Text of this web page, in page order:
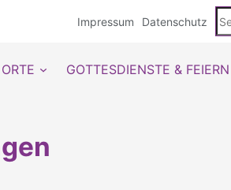
Impressum Datenschutz
GOTTESDIENSTE & FEIERN